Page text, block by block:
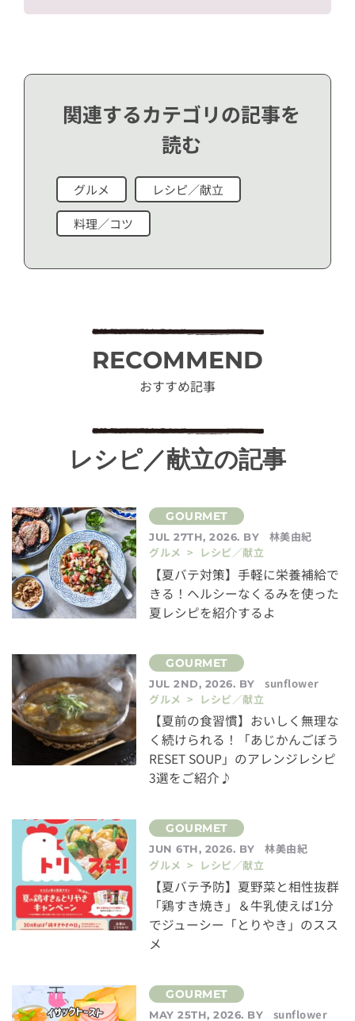
関連するカテゴリの記事を
読む
グルメ レシピ／献立
料理／コツ
RECOMMEND
おすすめ記事
レシピ／献立の記事
JUL 27TH, 2026. BY
林美由紀
グルメ > レシピ／献立
【夏バテ対策】手軽に栄養補給で
きる！ヘルシーなくるみを使った
夏レシピを紹介するよ
JUL 2ND, 2026. BY
sunflower
グルメ > レシピ／献立
【夏前の食習慣】おいしく無理な
く続けられる！「あじかんごぼう
RESET SOUP」のアレンジレシピ
3選をご紹介♪
JUN 6TH, 2026. BY
林美由紀
グルメ > レシピ／献立
【夏バテ予防】夏野菜と相性抜群
「鶏すき焼き」＆牛乳使えば1分
でジューシー「とりやき」のスス
メ
MAY 25TH, 2026. BY
sunflower